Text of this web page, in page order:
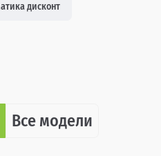
дисконт
Все модели